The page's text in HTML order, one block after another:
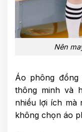
Nên
Áo phông
thông minh và
nhiều lợi ích mà
không chọn áo